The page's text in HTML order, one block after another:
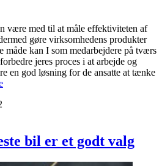
være med til at måle effektiviteten af
gøre virksomhedens produkter
måde kan I som medarbejdere på tværs
jeres proces i at arbejde og
en god løsning for de ansatte at tænke
Har
for
et
kvalitetsstyringssystem?
bil er et godt valg